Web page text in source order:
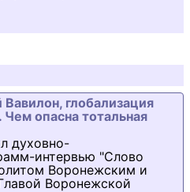
глобализация
опасна тотальная
духовно-
интервью "Слово
Воронежским и
Воронежской